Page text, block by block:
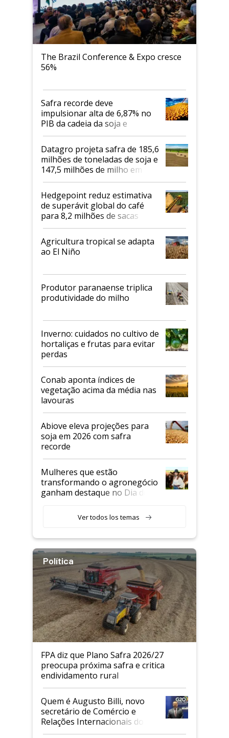
The Brazil Conference & Expo cresce
56%
Safra recorde deve
impulsionar alta de 6,87% no
PIB da cadeia da soja e
biodiesel em 2026
Datagro projeta safra de 185,6
milhões de toneladas de soja e
147,5 milhões de milho em
2026/27
Hedgepoint reduz estimativa
de superávit global do café
para 8,2 milhões de sacas
Agricultura tropical se adapta
ao El Niño
Produtor paranaense triplica
produtividade do milho
Inverno: cuidados no cultivo de
hortaliças e frutas para evitar
perdas
Conab aponta índices de
vegetação acima da média nas
lavouras
Abiove eleva projeções para
soja em 2026 com safra
recorde
Mulheres que estão
transformando o agronegócio
ganham destaque no Dia do
Ver todos los temas
Política
FPA diz que Plano Safra 2026/27
preocupa próxima safra e critica
endividamento rural
Quem é Augusto Billi, novo
secretário de Comércio e
Relações Internacionais do
Mapa